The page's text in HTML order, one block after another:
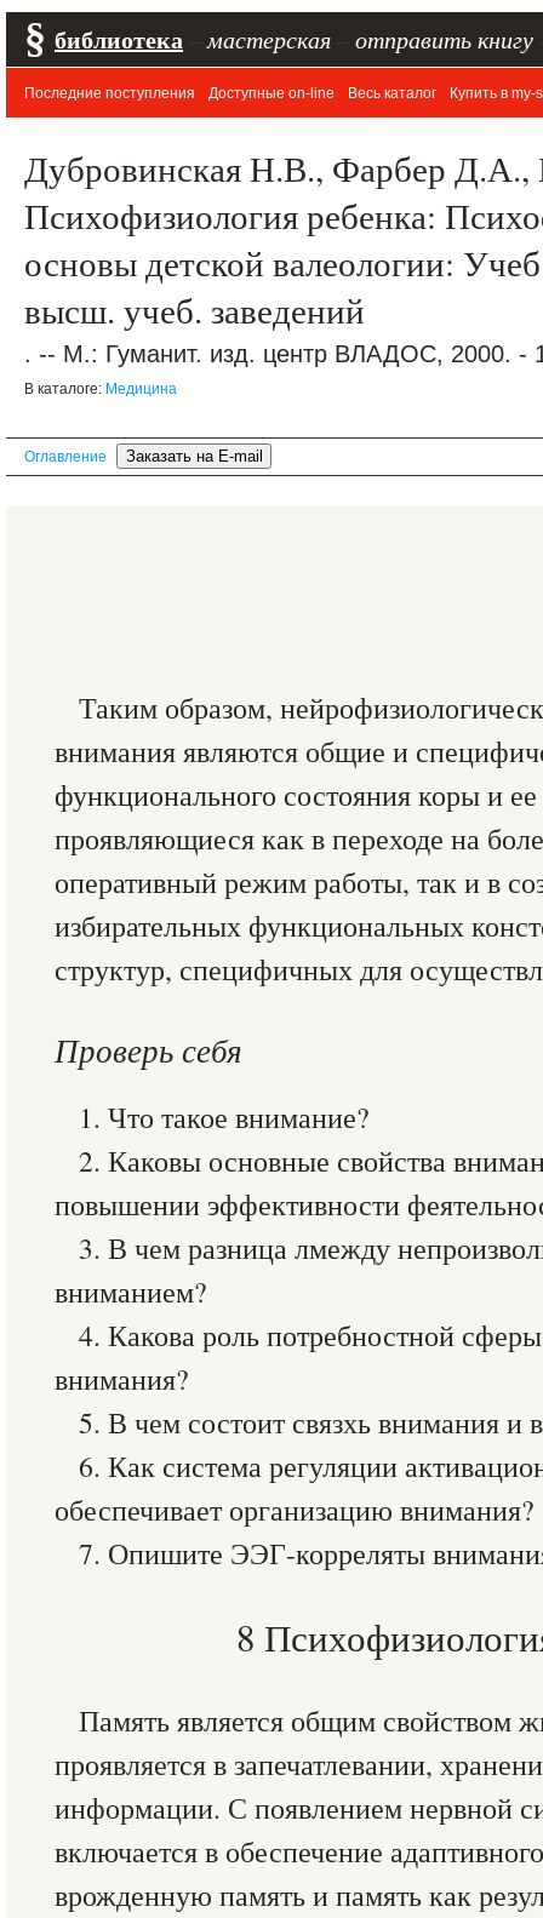
§ библиотека мастерская отправить книгу
Последние поступления Доступные on-line Весь каталог Купить в my-
Дубровинская Н.В., Фарбер
Психофизиология ребенка:
основы детской валеологии:
высш. учеб. заведений
. -- М.: Гуманит. изд. центр ВЛАДОС, 2000. -
В каталоге: Медицина
Оглавление
Таким образом,
внимания являются общие и
функционального состо­яния коры и
проявляющиеся как в переходе на
оперативный режим работы, так и в
избирательных функцио­нальных
структур, специфичных для
Проверь себя
1. Что такое внимание?
2. Каковы основные свойства
повышении эффективности
3. В чем разница лмежду
вниманием?
4. Какова роль потребностной
внимания?
5. В чем состоит связхь внимания и
6. Как система регуляции
обеспечивает организацию внимания?
7. Опишите ЭЭГ-корреляты
8
Память является общим свойством
проявляется в запечатлевании,
информации. С появлением нервной
включается в обеспечение
врожденную память и па­мять как